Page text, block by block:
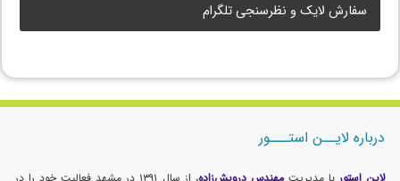
سفارش لایک و نظرسنجی تلگرام